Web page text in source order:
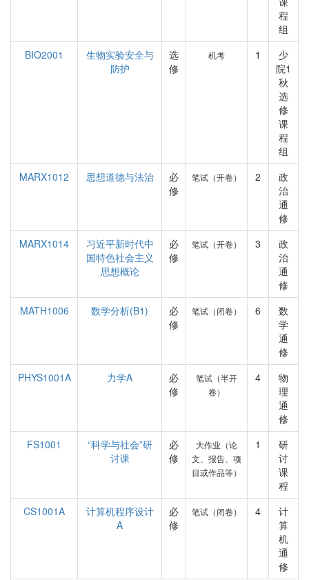
程
组
BIO2001
生物实验安全与
防护
选
修
机考 1
少
院1
秋
选
修
课
程
组
MARX1012
思想道德与法治
必
修
笔试（开卷） 2
政
治
通
修
MARX1014
习近平新时代中
国特色社会主义
思想概论
必
修
笔试（开卷） 3
政
治
通
修
MATH1006
数学分析(B1)
必
修
笔试（闭卷） 6
数
学
通
修
PHYS1001A
力学A
必
修
笔试（半开
卷）
4
物
理
通
修
FS1001
“科学与社会”研
讨课
必
修
大作业（论
文、报告、项
目或作品等）
1
研
讨
课
程
CS1001A
计算机程序设计
A
必
修
笔试（闭卷） 4
计
算
机
通
修